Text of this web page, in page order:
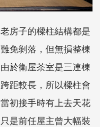
房子的樑柱結構都是
免剝落，但無損整棟
於衛屋茶室是三連棟
距較長，所以樑柱會
初接手時有上去天花
是前任屋主曾大幅裝